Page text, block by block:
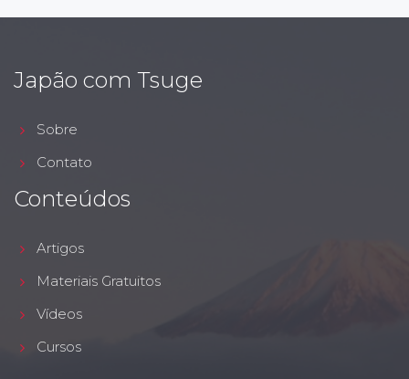
Japão com Tsuge
Sobre
Contato
Conteúdos
Artigos
Materiais Gratuitos
Vídeos
Cursos